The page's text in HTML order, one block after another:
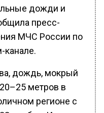
дожди и
пресс-
МЧС России по
канале.
дождь, мокрый
метров в
регионе с